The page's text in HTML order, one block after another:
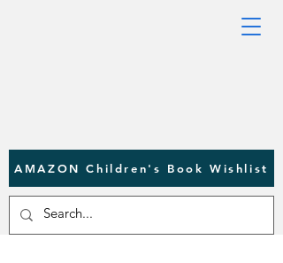
AMAZON Children's Book Wishlist